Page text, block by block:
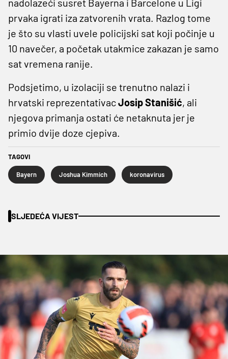
nadolazeći susret Bayerna i Barcelone u Ligi
prvaka igrati iza zatvorenih vrata. Razlog tome
je što su vlasti uvele policijski sat koji počinje u
10 navečer, a početak utakmice zakazan je samo
sat vremena ranije.
Podsjetimo, u izolaciji se trenutno nalazi i
hrvatski reprezentativacJosipStanišić, ali
njegova primanja ostati će netaknuta jer je
primio dvije doze cjepiva.
TAGOVI
Bayern Joshua Kimmich koronavirus
SLJEDEĆA VIJEST